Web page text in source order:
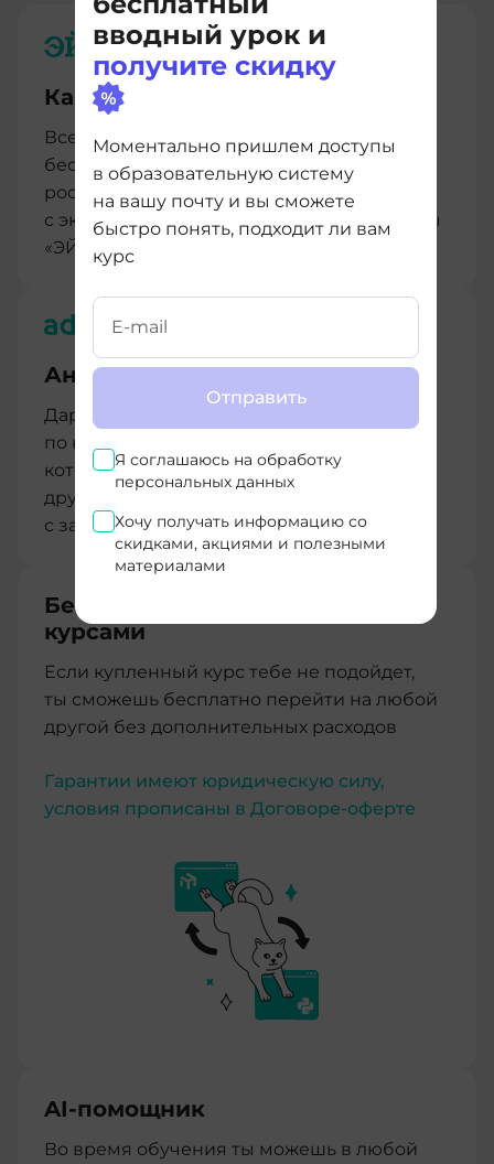
вводный урок и
получите скидку
Моментально пришлем доступы
в образовательную систему
на вашу почту и вы сможете
быстро понять, подходит ли вам
курс
Отправить
Я соглашаюсь на обработку
персональных данных
Хочу получать информацию со
скидками, акциями и полезными
материалами
Карьерный интенсив
Всем студентам мы предоставляем
бесплатный интенсив по карьерному
росту, разработанный совместно
с экспертами из центра развития карьеры
«ЭЙЧ»
Английский для IT
Дарим нашим студентам мини-курс
по ключевым английским словам в IT,
который сделали совместно с нашими
друзьями из Advance. Учимся и работаем
с зарубежными коллегами легко.
Бесплатный перевод между
курсами
Если купленный курс тебе не подойдет,
ты сможешь бесплатно перейти на любой
другой без дополнительных расходов
Гарантии имеют юридическую силу,
условия прописаны в Договоре-оферте
AI-помощник
Во время обучения ты можешь в любой